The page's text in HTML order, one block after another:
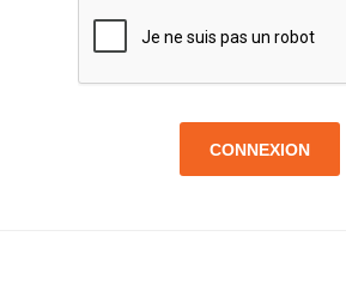
CONNEXION